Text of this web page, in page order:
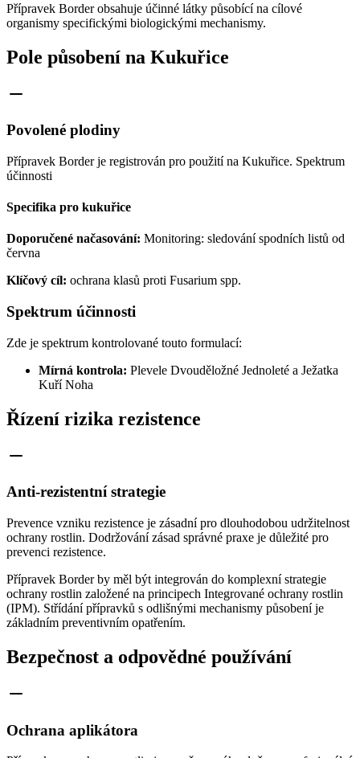
Přípravek Border obsahuje účinné látky působící na cílové
organismy specifickými biologickými mechanismy.
Pole působení na Kukuřice
Povolené plodiny
Přípravek Border je registrován pro použití na Kukuřice. Spektrum
účinnosti
Specifika pro kukuřice
Doporučené načasování: Monitoring: sledování spodních listů od
června
Klíčový cíl: ochrana klasů proti Fusarium spp.
Spektrum účinnosti
Zde je spektrum kontrolované touto formulací:
Mírná kontrola: Plevele Dvouděložné Jednoleté a Ježatka
Kuří Noha
Řízení rizika rezistence
Anti-rezistentní strategie
Prevence vzniku rezistence je zásadní pro dlouhodobou udržitelnost
ochrany rostlin. Dodržování zásad správné praxe je důležité pro
prevenci rezistence.
Přípravek Border by měl být integrován do komplexní strategie
ochrany rostlin založené na principech Integrované ochrany rostlin
(IPM). Střídání přípravků s odlišnými mechanismy působení je
základním preventivním opatřením.
Bezpečnost a odpovědné používání
Ochrana aplikátora